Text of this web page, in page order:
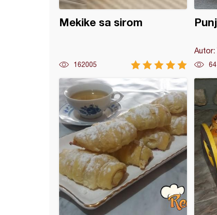
Mekike sa sirom
162005
Autor: